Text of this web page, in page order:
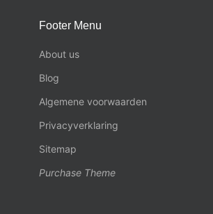
Footer Menu
About us
Blog
Algemene voorwaarden
Privacyverklaring
Sitemap
Purchase Theme